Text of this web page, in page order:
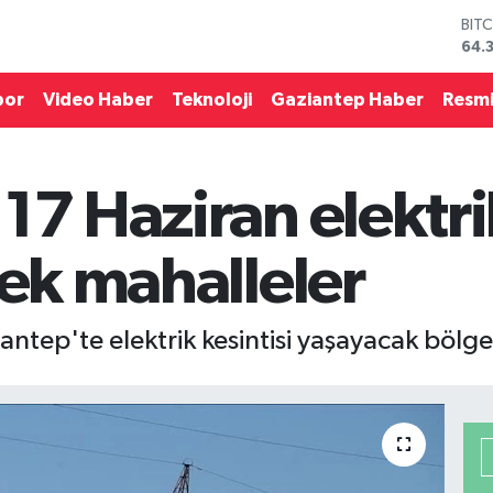
Video Haber Teknoloji Gaziantep Haber
Haziran
mahalleler
elektrik kesintisi yaşayacak